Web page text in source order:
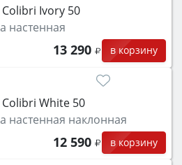
Ivory 50
настенная
13 290 в корзину
White 50
настенная наклонная
12 590 в корзину